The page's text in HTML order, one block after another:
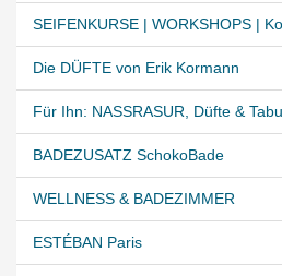
SEIFENKURSE | WORKSHOPS |
Die DÜFTE von Erik Kormann
Für Ihn: NASSRASUR, Düfte &
BADEZUSATZ SchokoBade
WELLNESS & BADEZIMMER
ESTÉBAN Paris